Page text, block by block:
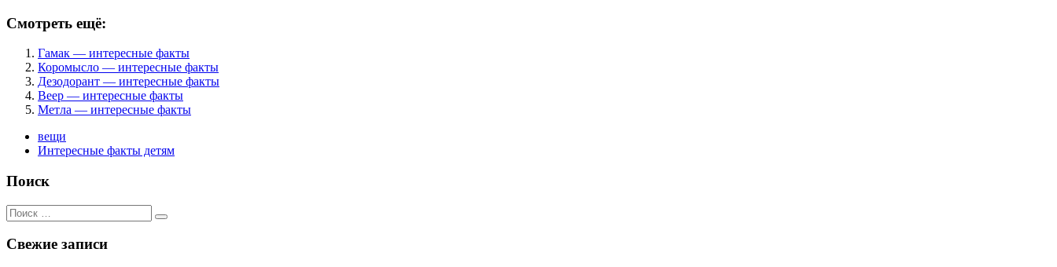
Смотреть ещё:
Гамак — интересные факты
Коромысло — интересные факты
Дезодорант — интересные факты
Веер — интересные факты
Метла — интересные факты
вещи
Интересные факты детям
Поиск
Поиск
для:
Свежие записи